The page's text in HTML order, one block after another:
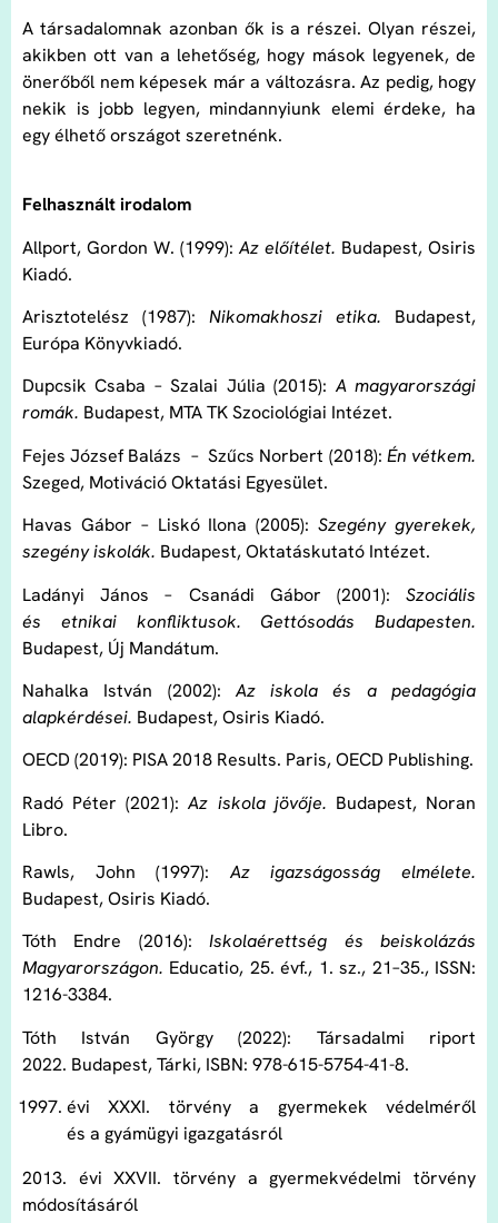
A társadalomnak azonban ők is a részei. Olyan részei,
akikben ott van a lehetőség, hogy mások legyenek, de
önerőből nem képesek már a változásra. Az pedig, hogy
nekik is jobb legyen, mindannyiunk elemi érdeke, ha
egy élhető országot szeretnénk.
Felhasznált irodalom
Allport, Gordon W. (1999): Az előítélet. Budapest, Osiris
Kiadó.
Arisztotelész (1987): Nikomakhoszi etika. Budapest,
Európa Könyvkiadó.
Dupcsik Csaba – Szalai Júlia (2015): A magyarországi
romák. Budapest, MTA TK Szociológiai Intézet.
Fejes József Balázs – Szűcs Norbert (2018): Én vétkem.
Szeged, Motiváció Oktatási Egyesület.
Havas Gábor – Liskó Ilona (2005):Szegény gyerekek,
szegény iskolák. Budapest, Oktatáskutató Intézet.
Ladányi János – Csanádi Gábor (2001): Szociális
és etnikai konfliktusok. Gettósodás Budapesten.
Budapest, Új Mandátum.
Nahalka István (2002): Az iskola és a pedagógia
alapkérdései. Budapest, Osiris Kiadó.
OECD (2019): PISA 2018 Results. Paris, OECD Publishing.
Radó Péter (2021):Az iskola jövője. Budapest, Noran
Libro.
Rawls, John (1997): Az igazságosság elmélete.
Budapest, Osiris Kiadó.
Tóth Endre (2016):Iskolaérettség és beiskolázás
Magyarországon. Educatio, 25. évf., 1. sz., 21–35., ISSN:
1216-3384.
Tóth István György (2022): Társadalmi riport
2022. Budapest, Tárki, ISBN: 978-615-5754-41-8.
évi XXXI. törvény a gyermekek védelméről
és a gyámügyi igazgatásról
2013. évi XXVII. törvény a gyermekvédelmi törvény
módosításáról